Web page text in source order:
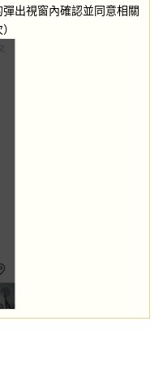
彈出視窗內確認並同意相關